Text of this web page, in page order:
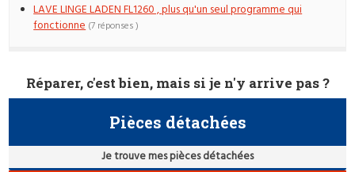
LAVE LINGE LADEN FL1260 , plus qu'un seul programme qui
fonctionne (7 réponses )
Réparer, c'est bien, mais si je n'y arrive pas ?
Pièces détachées
Je trouve mes pièces détachées